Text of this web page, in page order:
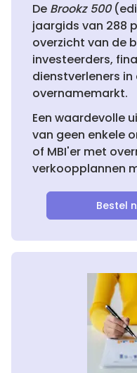
De Brookz 500
jaargids van 288
overzicht van de
investeerders,
dienstverleners in
overnamemarkt.
Een waardevolle
van geen enkele
of MBI'er met
verkoopplannen
Bestel